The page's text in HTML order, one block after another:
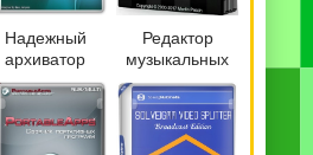
Надежный
архиватор
файлов
Bandizip 7.42
Pro by
Dodakaedr
Редактор
музыкальных
файлов
mp3DirectCut
2.40